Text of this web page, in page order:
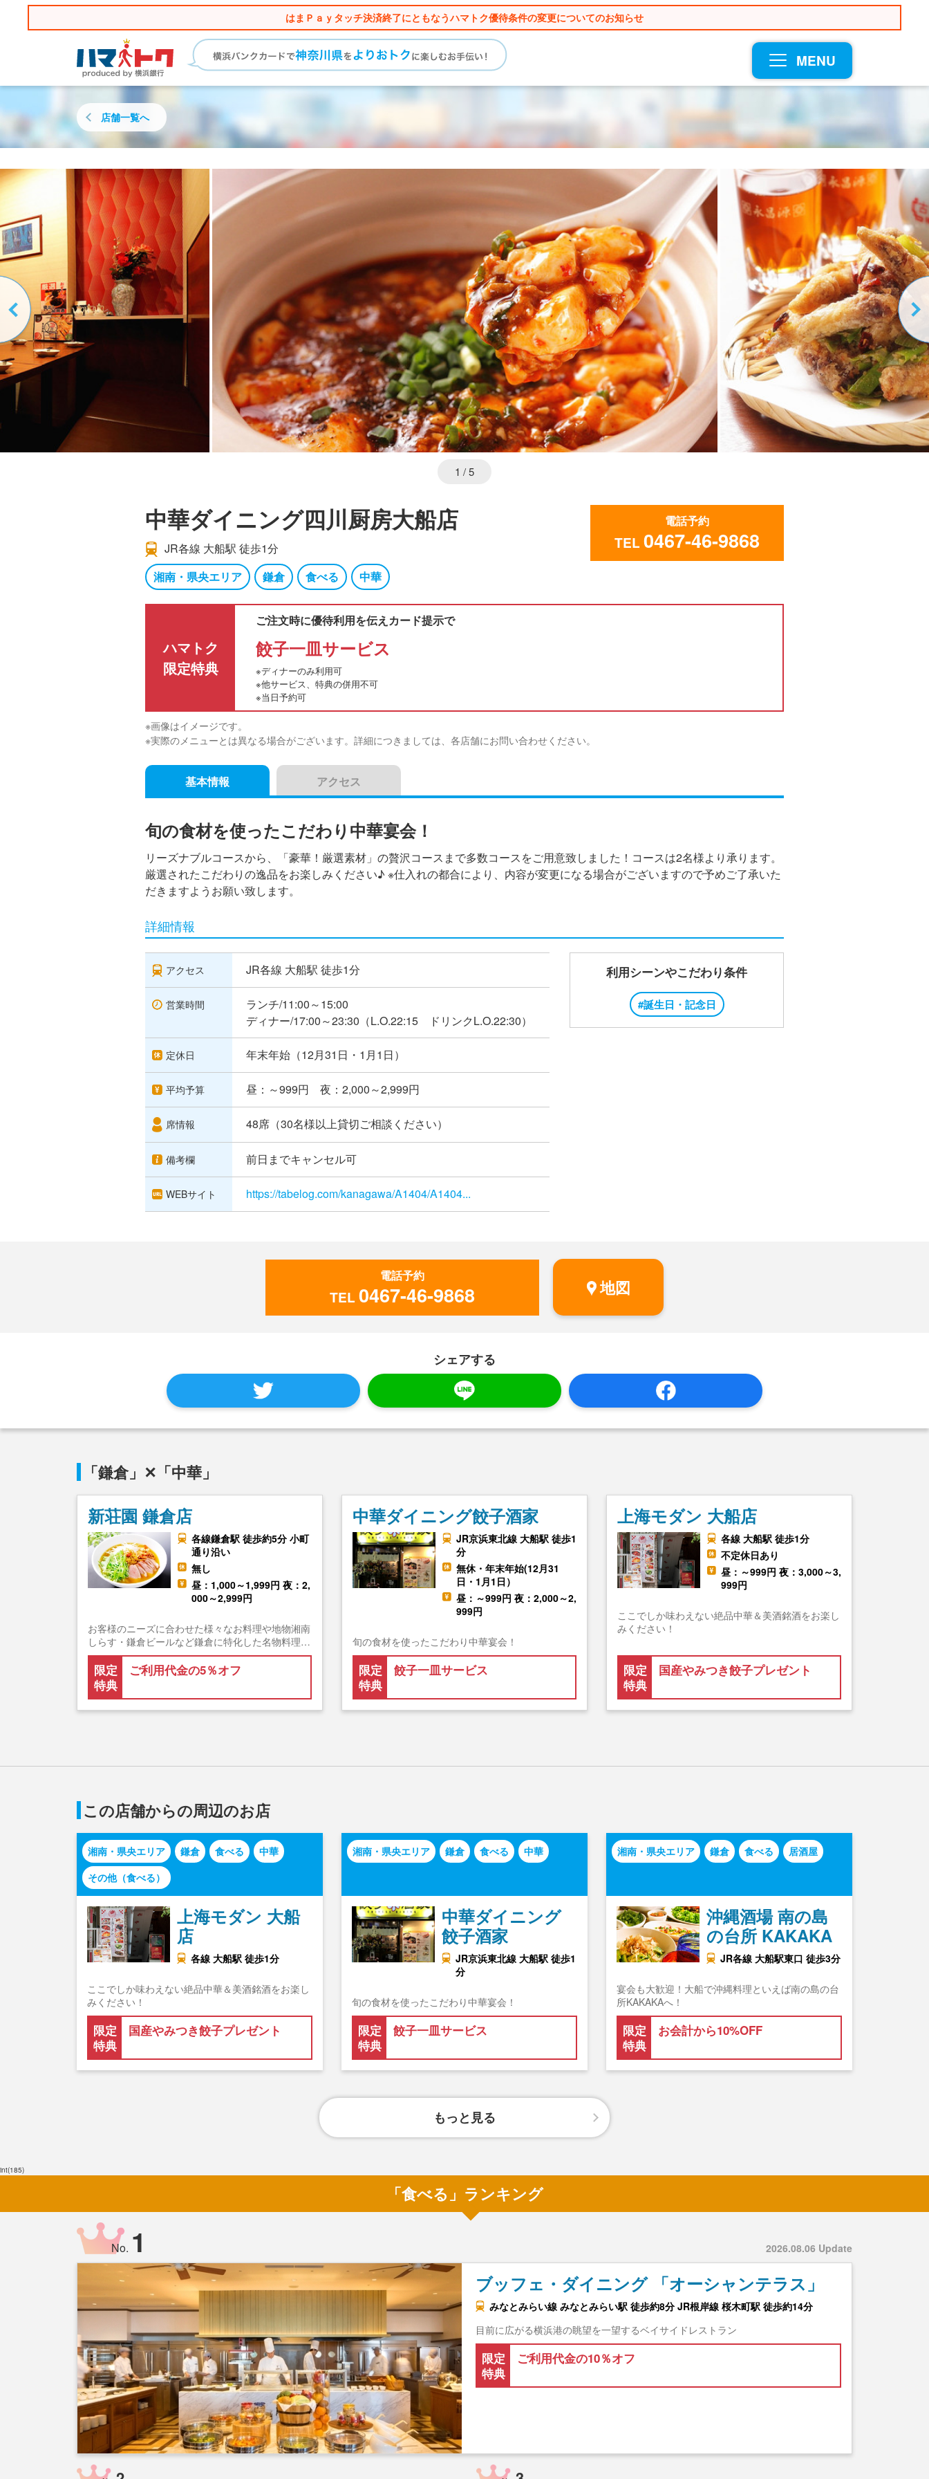
はまＰａｙタッチ決済終了にともなうハマトク優待条件の変更についてのお知らせ
MENU
店舗一覧へ
1 / 5
中華ダイニング四川厨房大船店
JR各線 大船駅 徒歩1分
湘南・県央エリア
鎌倉 食べる 中華
電話予約
TEL 0467-46-9868
ハマトク
限定特典
ご注文時に優待利用を伝えカード提示で
餃子一皿サービス
※ディナーのみ利用可
※他サービス、特典の併用不可
※当日予約可
※画像はイメージです。
※実際のメニューとは異なる場合がございます。詳細につきましては、各店舗にお問い合わせください。
基本情報 アクセス
旬の食材を使ったこだわり中華宴会！
リーズナブルコースから、「豪華！厳選素材」の贅沢コースまで多数コースをご用意致しました！コースは2名様より承ります。
厳選されたこだわりの逸品をお楽しみください♪ ※仕入れの都合により、内容が変更になる場合がございますので予めご了承いた
だきますようお願い致します。
詳細情報
アクセス JR各線 大船駅 徒歩1分
営業時間
ランチ/11:00～15:00
ディナー/17:00～23:30（L.O.22:15 ドリンクL.O.22:30）
定休日 年末年始（12月31日・1月1日）
平均予算 昼：～999円 夜：2,000～2,999円
席情報 48席（30名様以上貸切ご相談ください）
備考欄 前日までキャンセル可
WEBサイト https://tabelog.com/kanagawa/A1404/A1404...
利用シーンやこだわり条件
#誕生日・記念日
電話予約
TEL 0467-46-9868 地図
シェアする
「鎌倉」✕「中華」
新荘園 鎌倉店
各線鎌倉駅 徒歩約5分 小町
通り沿い
無し
昼：1,000～1,999円 夜：2,
000～2,999円
お客様のニーズに合わせた様々なお料理や地物湘南
しらす・鎌倉ビールなど鎌倉に特化した名物料理…
限定
特典
ご利用代金の5％オフ
中華ダイニング餃子酒家
JR京浜東北線 大船駅 徒歩1
分
無休・年末年始(12月31
日・1月1日）
昼：～999円 夜：2,000～2,
999円
旬の食材を使ったこだわり中華宴会！
限定
特典
餃子一皿サービス
上海モダン 大船店
各線 大船駅 徒歩1分
不定休日あり
昼：～999円 夜：3,000～3,
999円
ここでしか味わえない絶品中華＆美酒銘酒をお楽し
みください！
限定
特典
国産やみつき餃子プレゼント
この店舗からの周辺のお店
湘南・県央エリア 鎌倉 食べる
中華
その他（食べる）
上海モダン 大船
店
各線 大船駅 徒歩1分
ここでしか味わえない絶品中華＆美酒銘酒をお楽し
みください！
限定
特典
国産やみつき餃子プレゼント
湘南・県央エリア 鎌倉 食べる 中華
中華ダイニング
餃子酒家
JR京浜東北線 大船駅 徒歩1
分
旬の食材を使ったこだわり中華宴会！
限定
特典
餃子一皿サービス
湘南・県央エリア 鎌倉 食べる 居酒屋
沖縄酒場 南の島
の台所 KAKAKA
JR各線 大船駅東口 徒歩3分
宴会も大歓迎！大船で沖縄料理といえば南の島の台
所KAKAKAへ！
限定
特典
お会計から10%OFF
もっと見る
int(185)
「食べる」ランキング
2026.08.06 Update
No. 1
ブッフェ・ダイニング 「オーシャンテラス」
みなとみらい線 みなとみらい駅 徒歩約8分 JR根岸線 桜木町駅 徒歩約14分
目前に広がる横浜港の眺望を一望するベイサイドレストラン
限定
特典
ご利用代金の10％オフ